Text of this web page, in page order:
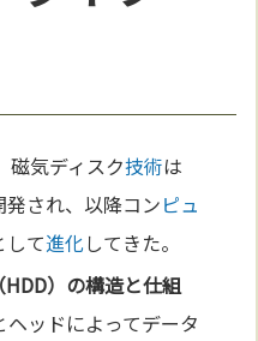
気ディスク技術は
発され、以降コンピュ
して進化してきた。
（HDD）の構造と仕組
ッドによってデータ